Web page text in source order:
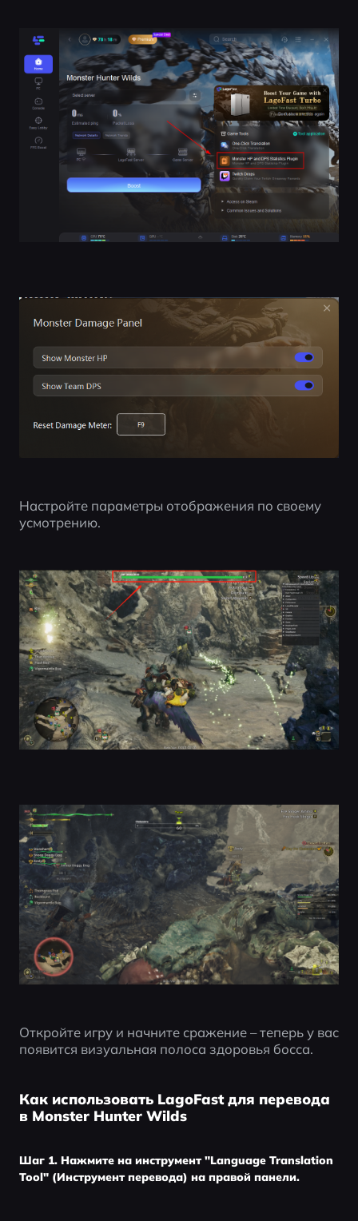
Настройте параметры отображения по своему
усмотрению.
Откройте игру и начните сражение – теперь у вас
появится визуальная полоса здоровья босса.
Как использовать LagoFast для перевода
в Monster Hunter Wilds
Шаг 1. Нажмите на инструмент "Language Translation
Tool" (Инструмент перевода) на правой панели.